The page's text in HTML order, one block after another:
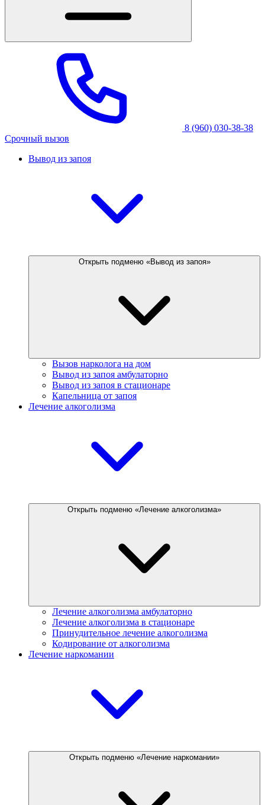
8 (960) 030-38-38
Срочный вызов
Вывод из запоя
Открыть подменю «Вывод из запоя»
Вызов нарколога на дом
Вывод из запоя амбулаторно
Вывод из запоя в стационаре
Капельница от запоя
Лечение алкоголизма
Открыть подменю «Лечение алкоголизма»
Лечение алкоголизма амбулаторно
Лечение алкоголизма в стационаре
Принудительное лечение алкоголизма
Кодирование от алкоголизма
Лечение наркомании
Открыть подменю «Лечение наркомании»